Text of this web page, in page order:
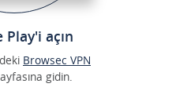
Play'i açın
Browsec VPN
gidin.